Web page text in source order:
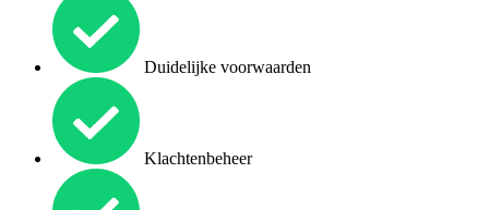
Duidelijke voorwaarden
Klachtenbeheer